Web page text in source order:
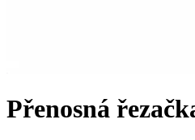
Přenosná